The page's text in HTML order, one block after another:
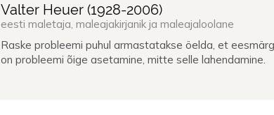
Valter Heuer (1928-2006)
eesti maletaja, maleajakirjanik ja maleajaloolane
Raske probleemi puhul armastatakse öelda, et
on probleemi õige asetamine, mitte selle lahendamine.